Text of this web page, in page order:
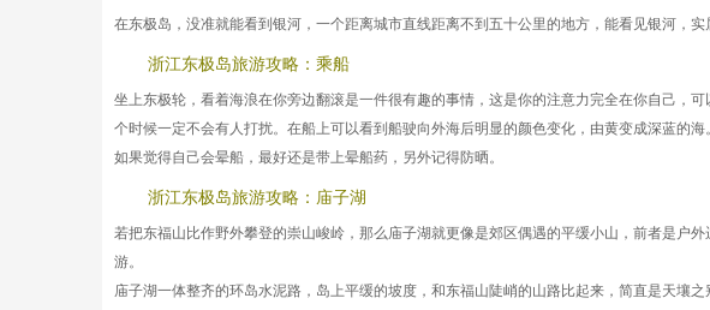
在东极岛，没准就能看到银河，一个距离城市直线距离不到五十公里的地方，能看见银河，实
浙江东极岛旅游攻略：乘船
坐上东极轮，看着海浪在你旁边翻滚是一件很有趣的事情，这是你的注意力完全在你自己，
个时候一定不会有人打扰。在船上可以看到船驶向外海后明显的颜色变化，由黄变成深蓝的海。
如果觉得自己会晕船，最好还是带上晕船药，另外记得防晒。
浙江东极岛旅游攻略：庙子湖
若把东福山比作野外攀登的崇山峻岭，那么庙子湖就更像是郊区偶遇的平缓小山，前者是户外
游。
庙子湖一体整齐的环岛水泥路，岛上平缓的坡度，和东福山陡峭的山路比起来，简直是天壤之